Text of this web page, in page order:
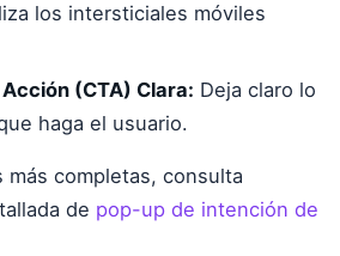
los intersticiales móviles
(CTA) Clara: Deja claro lo
haga el usuario.
más completas, consulta
de pop-up de intención de